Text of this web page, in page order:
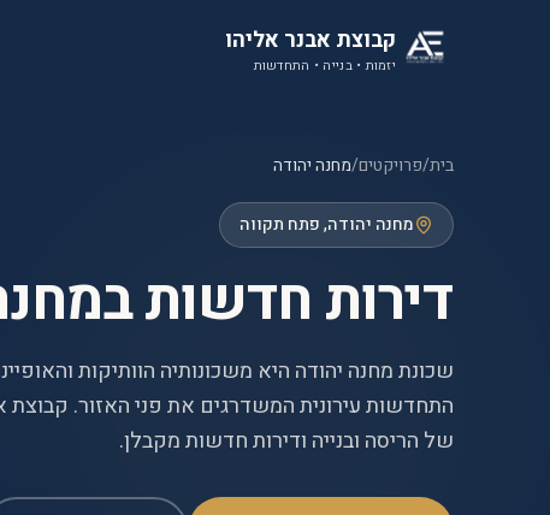
קבוצת אבנר אליהו
יזמות • בנייה • התחדשות
בית/פרויקטים/מחנה יהודה
מחנה יהודה, פתח תקווה
דירות חדשות
שכונת מחנה יהודה היא משכונותיה הוותיקות
התחדשות עירונית המשדרגים את פני האזור. קבוצת
של הריסה ובנייה ודירות חדשות מקבלן.